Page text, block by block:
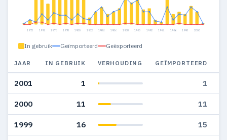
1972 1974 1976 1978 1980 1982 1984 1986 1988 1990 1992 1994 1996 1998 2000
In gebruik Geïmporteerd Geëxporteerd
JAAR IN GEBRUIK VERHOUDING GEÏMPORTEERD
2001 1 1
2000 11 11
1999 16 15